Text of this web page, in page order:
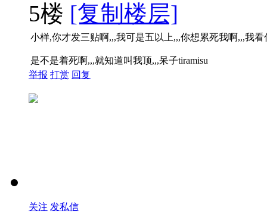
5楼 [复制楼层]
小样,你才发三贴啊,,,我可是五以上,,,你想累死我啊,,,我
是不是着死啊,,,就知道叫我顶,,,呆子tiramisu
举报 打赏 回复
关注 发私信